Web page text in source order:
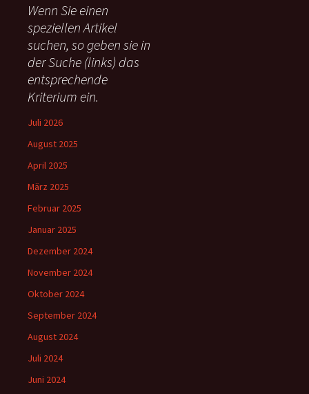
n
n
a
c
:
Wenn Sie einen
speziellen Artikel
suchen, so geben sie in
der Suche (links) das
entsprechende
Kriterium ein.
Juli 2026
August 2025
April 2025
März 2025
Februar 2025
Januar 2025
Dezember 2024
November 2024
Oktober 2024
September 2024
August 2024
Juli 2024
Juni 2024